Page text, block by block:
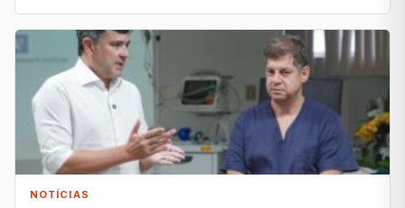
NOTÍCIAS